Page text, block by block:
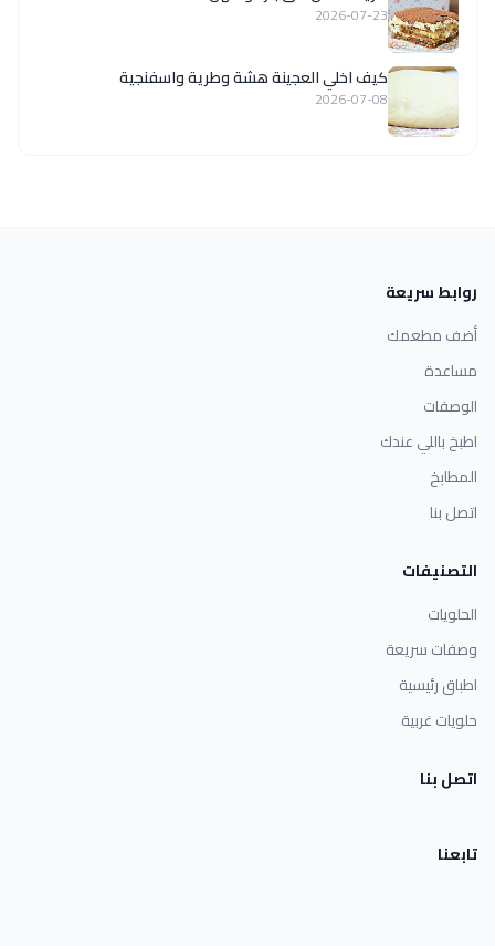
2026-07-23
كيف اخلي العجينة هشة وطرية واسفنجية
2026-07-08
روابط سريعة
أضف مطعمك
مساعدة
الوصفات
اطبخ باللي عندك
المطابخ
اتصل بنا
التصنيفات
الحلويات
وصفات سريعة
اطباق رئيسية
حلويات غربية
اتصل بنا
تابعنا